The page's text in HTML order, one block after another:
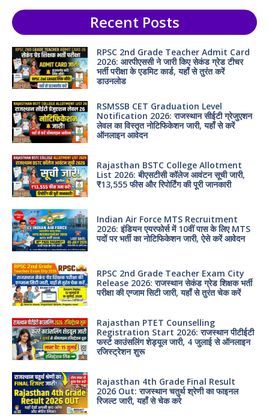
Recent Posts
RPSC 2nd Grade Teacher Admit Card
2026: आरपीएससी ने जारी किए सेकंड ग्रेड टीचर
भर्ती परीक्षा के एडमिट कार्ड, यहाँ से तुरंत करें
डाउनलोड
RSMSSB CET Graduation Level
Notification 2026: राजस्थान सीईटी ग्रेजुएशन
लेवल का विस्तृत नोटिफिकेशन जारी, यहाँ से करें
ऑनलाइन आवेदन
Rajasthan BSTC College Allotment
List 2026: बीएसटीसी कॉलेज आवंटन सूची जारी,
₹13,555 फीस और रिपोर्टिंग की पूरी जानकारी
Indian Air Force MTS Recruitment
2026: इंडियन एयरफोर्स में 10वीं पास के लिए MTS
पदों पर भर्ती का नोटिफिकेशन जारी, ऐसे करें आवेदन
RPSC 2nd Grade Teacher Exam City
Release 2026: राजस्थान सेकंड ग्रेड शिक्षक भर्ती
परीक्षा की एग्जाम सिटी जारी, यहाँ से तुरंत चेक करें
Rajasthan PTET Counselling
Registration Start 2026: राजस्थान पीटीईटी
फर्स्ट काउंसलिंग शेड्यूल जारी, 4 जुलाई से ऑनलाइन
रजिस्ट्रेशन शुरू
Rajasthan 4th Grade Final Result
2026 Out: राजस्थान चतुर्थ श्रेणी का फाइनल
रिजल्ट जारी, यहाँ से चेक करे